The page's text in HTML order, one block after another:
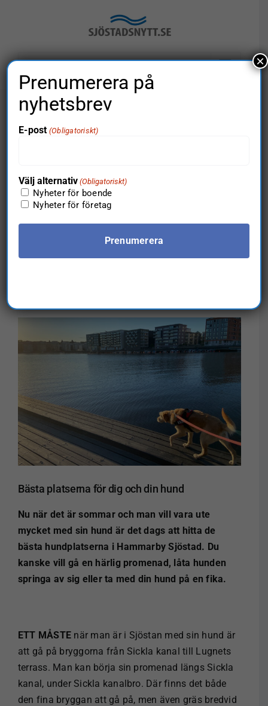
Bästa platserna
för dig och din
hund
större
bild
Bästa platserna för dig och din hund
Nu när det är sommar och man vill vara ute
mycket med sin hund är det dags att hitta de
bästa hundplatserna i Hammarby Sjöstad. Du
kanske vill gå en härlig promenad, låta hunden
springa av sig eller ta med din hund på en fika.
ETT MÅSTE när man är i Sjöstan med sin hund är
att gå på bryggorna från Sickla kanal till Lugnets
terrass. Man kan börja sin promenad längs Sickla
kanal, under Sickla kanalbro. Där finns det både
den fina bryggan att gå på, men även gräs bredvid
Prenumerera på
nyhetsbrev
E-post (Obligatoriskt)
Välj alternativ (Obligatoriskt)
Nyheter för boende
Nyheter för företag
×